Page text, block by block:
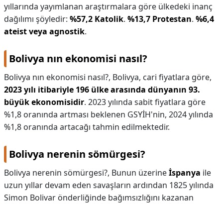
yıllarında yayımlanan araştırmalara göre ülkedeki inanç
dağılımı şöyledir: %57,2 Katolik. %13,7 Protestan. %6,4
ateist veya agnostik.
Bolivya nın ekonomisi nasıl?
Bolivya nın ekonomisi nasıl?, Bolivya, cari fiyatlara göre,
2023 yılı itibariyle 196 ülke arasında dünyanın 93.
büyük ekonomisidir. 2023 yılında sabit fiyatlara göre
%1,8 oranında artması beklenen GSYİH'nin, 2024 yılında
%1,8 oranında artacağı tahmin edilmektedir.
Bolivya nerenin sömürgesi?
Bolivya nerenin sömürgesi?, Bunun üzerineİspanya ile
uzun yıllar devam eden savaşların ardından 1825 yılında
Simon Bolivar önderliğinde bağımsızlığını kazanan